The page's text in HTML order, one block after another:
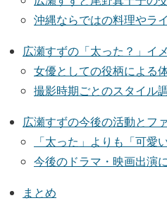
沖縄ならではの料理やラ
広瀬すずの「太った？」イ
女優としての役柄による
撮影時期ごとのスタイル
広瀬すずの今後の活動とフ
「太った」よりも「可愛
今後のドラマ・映画出演
まとめ